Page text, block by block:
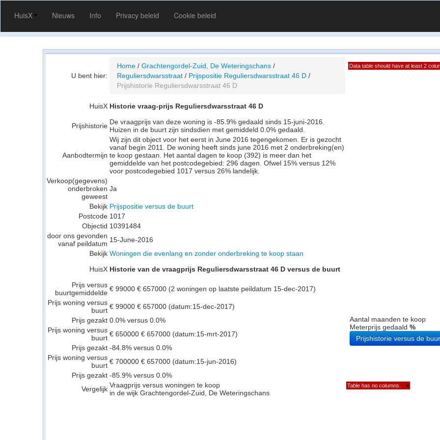
HuisX Nieuws Info Privacy beleid Cookie beleid
U bent hier:
Home / Grachtengordel-Zuid, De Weteringschans /
Reguliersdwarsstraat / Prijspositie Reguliersdwarsstraat 46 D /
Prijshistorie Reguliersdwarsstraat 46 D
HuisX Historie vraag-prijs Reguliersdwarsstraat 46 D
Prijshistorie De vraagprijs van deze woning is -85.9% gedaald sinds 15-juni-2016.
Huizen in de buurt zijn sindsdien met gemiddeld 0.0% gedaald.
Aanbodtermijn
Wij zijn dit object voor het eerst in June 2016 tegengekomen. Er is gezocht
vanaf begin 2011. De woning heeft sinds june 2016 met 2 onderbreking(en)
te koop gestaan. Het aantal dagen te koop (392) is meer dan het
gemiddelde van het postcodegebied: 296 dagen. Ofwel 15% versus 12%
voor postcodegebied 1017 versus 26% landelijk.
Verkoop(gegevens)
onderbroken
geweest
Ja
Bekijk Prijspositie versus de buurt
Postcode 1017
Objectid 10391484
door ons gevonden
vanaf peildatum 15-June-2016
Bekijk Woningen die evenlang en zonder onderbreking te koop staan
HuisX Historie van de vraagprijs Reguliersdwarsstraat 46 D versus de buurt
Prijs versus
buurtgemiddelde € 99000 € 657000 (2 woningen op laatste peildatum 15-dec-2017)
Prijs woning versus
buurt € 99000 € 657000 (datum:15-dec-2017)
Prijs gezakt 0.0% versus 0.0%
Prijs woning versus
buurt € 650000 € 657000 (datum:15-mrt-2017)
Prijs gezakt -84.8% versus 0.0%
Prijs woning versus
buurt € 700000 € 657000 (datum:15-jun-2016)
Prijs gezakt -85.9% versus 0.0%
Vergelijk Vraagprijs versus woningen te koop
in de wijk Grachtengordel-Zuid, De Weteringschans
Data table should have at least 2
Aantal maanden te koop
Meterprijs gedaald %
Prijshistorie versus de
Table has no columns. ×